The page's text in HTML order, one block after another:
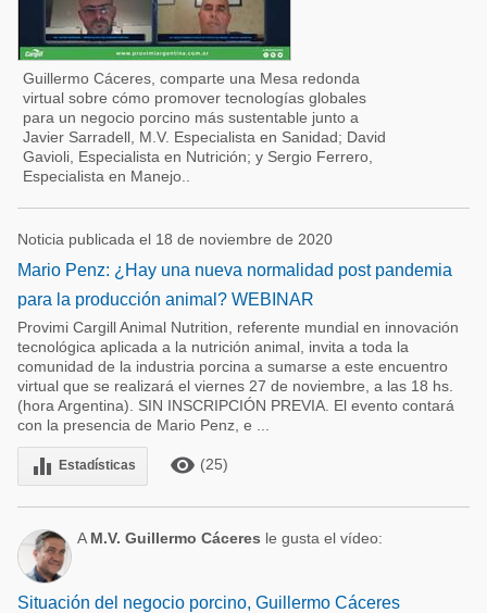
Guillermo Cáceres, comparte una Mesa redonda
virtual sobre cómo promover tecnologías globales
para un negocio porcino más sustentable junto a
Javier Sarradell, M.V. Especialista en Sanidad; David
Gavioli, Especialista en Nutrición; y Sergio Ferrero,
Especialista en Manejo..
Noticia publicada el 18 de noviembre de 2020
Mario Penz: ¿Hay una nueva normalidad post pandemia
para la producción animal? WEBINAR
Provimi Cargill Animal Nutrition, referente mundial en innovación
tecnológica aplicada a la nutrición animal, invita a toda la
comunidad de la industria porcina a sumarse a este encuentro
virtual que se realizará el viernes 27 de noviembre, a las 18 hs.
(hora Argentina). SIN INSCRIPCIÓN PREVIA. El evento contará
con la presencia de Mario Penz, e ...
equalizer Estadísticas remove_red_eye (25)
A M.V. Guillermo Cáceres le gusta el vídeo:
Situación del negocio porcino, Guillermo Cáceres